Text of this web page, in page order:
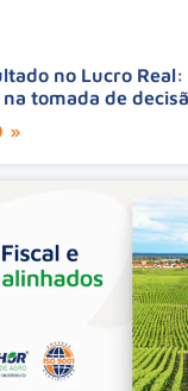
no Lucro Real:
tomada de
»